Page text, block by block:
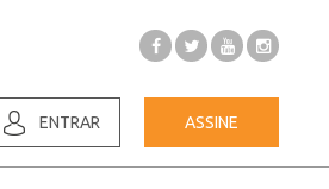
ENTRAR ASSINE